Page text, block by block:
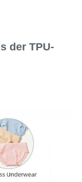
der TPU-